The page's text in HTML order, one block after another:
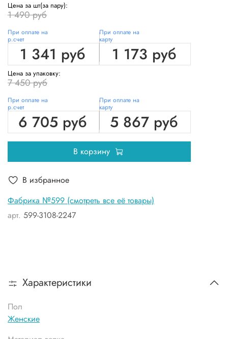
Фабрика №599 (смотреть все её товары)
арт. 599-3108-2247
Цена за шт(за пару):
1 490 руб
При оплате на
р.счет
1 341 руб
При оплате на
карту
1 173 руб
Цена за упаковку:
7 450 руб
При оплате на
р.счет
6 705 руб
При оплате на
карту
5 867 руб
В корзину
В избранное
Характеристики
Пол
Женские